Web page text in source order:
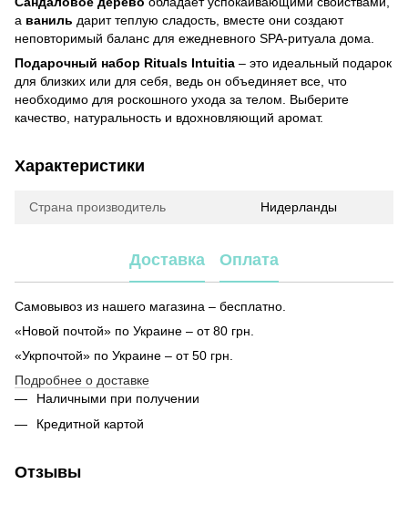
а ваниль дарит теплую сладость, вместе они создают
неповторимый баланс для ежедневного SPA-ритуала дома.
Подарочный набор Rituals Intuitia – это идеальный подарок
для близких или для себя, ведь он объединяет все, что
необходимо для роскошного ухода за телом. Выберите
качество, натуральность и вдохновляющий аромат.
Характеристики
Страна производитель Нидерланды
Доставка Оплата
Самовывоз из нашего магазина – бесплатно.
«Новой почтой» по Украине – от 80 грн.
«Укрпочтой» по Украине – от 50 грн.
Подробнее о доставке
Наличными при получении
Кредитной картой
Отзывы